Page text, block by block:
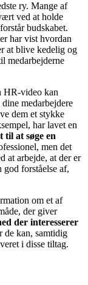
ry. Mange af
ved at holde
budskabet.
har vist hvordan
at blive kedelig og
medarbejderne
HR-video kan
medarbejdere
dem et stykke
har lavet en
til at søge en
men det
at arbejde, at der er
god forståelse af,
om et af
der giver
der interesserer
de kan, samtidig
i disse tiltag.